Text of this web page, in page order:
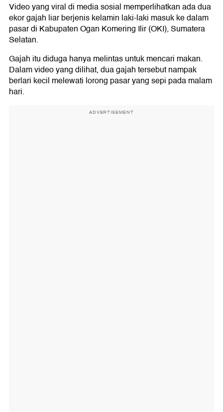
Video yang viral di media sosial memperlihatkan ada dua
ekor gajah liar berjenis kelamin laki-laki masuk ke dalam
pasar di Kabupaten Ogan Komering Ilir (OKI), Sumatera
Selatan.
Gajah itu diduga hanya melintas untuk mencari makan.
Dalam video yang dilihat, dua gajah tersebut nampak
berlari kecil melewati lorong pasar yang sepi pada malam
hari.
ADVERTISEMENT